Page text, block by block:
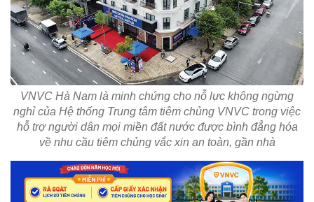
VNVC Hà Nam là minh chứng cho nỗ lực không ngừng
nghỉ của Hệ thống Trung tâm tiêm chủng VNVC trong việc
hỗ trợ người dân mọi miền đất nước được bình đẳng hóa
về nhu cầu tiêm chủng vắc xin an toàn, gần nhà